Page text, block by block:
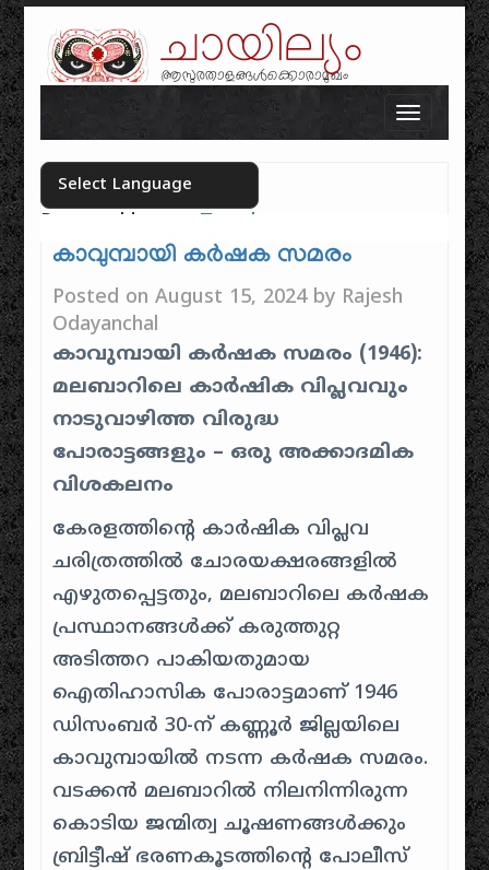
ചായില്യം
ആസുരതാളങ്ങൾക്കൊരാമുഖം
Skip to content
Toggle
Powered by Translate
കാവുമ്പായി കർഷക സമരം
Posted onAugust 15, 2024by Rajesh
Odayanchal
കാവുമ്പായി കർഷക സമരം (1946):
മലബാറിലെ കാർഷിക വിപ്ലവവും
നാടുവാഴിത്ത വിരുദ്ധ
പോരാട്ടങ്ങളും – ഒരു അക്കാദമിക
വിശകലനം
കേരളത്തിന്റെ കാർഷിക വിപ്ലവ
ചരിത്രത്തിൽ ചോരയക്ഷരങ്ങളിൽ
എഴുതപ്പെട്ടതും, മലബാറിലെ കർഷക
പ്രസ്ഥാനങ്ങൾക്ക് കരുത്തുറ്റ
അടിത്തറ പാകിയതുമായ
ഐതിഹാസിക പോരാട്ടമാണ് 1946
ഡിസംബർ 30-ന് കണ്ണൂർ ജില്ലയിലെ
കാവുമ്പായിൽ നടന്ന കർഷക സമരം.
വടക്കൻ മലബാറിൽ നിലനിന്നിരുന്ന
കൊടിയ ജന്മിത്വ ചൂഷണങ്ങൾക്കും
ബ്രിട്ടീഷ് ഭരണകൂടത്തിന്റെ പോലീസ്